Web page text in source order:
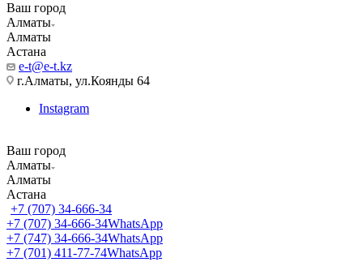
Ваш город
Алматы
Алматы
Астана
e-t@e-t.kz
г.Алматы, ул.Коянды 64
Instagram
Ваш город
Алматы
Алматы
Астана
+7 (707) 34-666-34
+7 (707) 34-666-34WhatsApp
+7 (747) 34-666-34WhatsApp
+7 (701) 411-77-74WhatsApp